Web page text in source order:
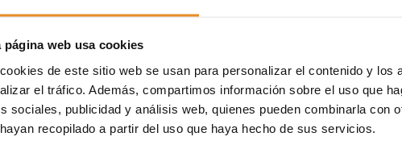
página web usa cookies
de este sitio web se usan para personalizar el contenido y los
el tráfico. Además, compartimos información sobre el uso que
sociales, publicidad y análisis web, quienes pueden combinarla con
recopilado a partir del uso que haya hecho de sus servicios.
el mueble de la cocina, es posible que tengas algún
para seguir usándolo
y sacarlo a la terraza o al jardín. Servirá como
de las plantas o para guardar la vajilla de las
el tiempo. Ese mueble ya ha cumplido su cometido y
sido útil una última vez.